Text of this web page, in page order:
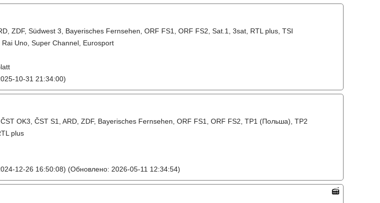
ZDF, Südwest 3, Bayerisches Fernsehen, ORF FS1, ORF FS2, Sat.1, 3sat, RTL plus, TSI
Uno, Super Channel, Eurosport
10-31 21:34:00)
OK3, ČST S1, ARD, ZDF, Bayerisches Fernsehen, ORF FS1, ORF FS2, TP1 (Польша), TP2
plus
12-26 16:50:08) (Обновлено: 2026-05-11 12:34:54)